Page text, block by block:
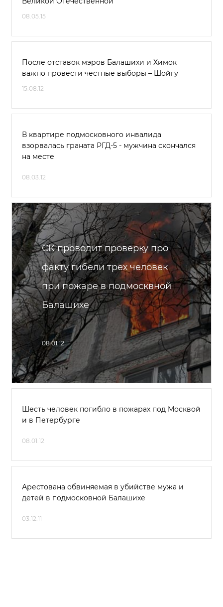
08.05.15
После отставок мэров Балашихи и Химок
важно провести честные выборы – Шойгу
15.08.12
В квартире подмосковного инвалида
взорвалась граната РГД-5 - мужчина скончался
на месте
08.03.12
СК проводит проверку про
факту гибели трех человек
при пожаре в подмосквной
Балашихе
08.01.12
Шесть человек погибло в пожарах под Москвой
и в Петербурге
08.01.12
Арестована обвиняемая в убийстве мужа и
детей в подмосковной Балашихе
03.12.11